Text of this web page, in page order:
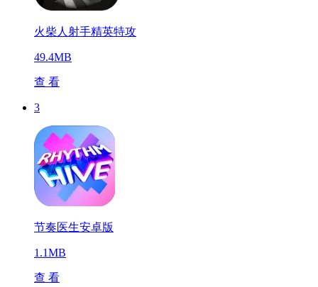
火柴人射手精英特攻
49.4MB
查 看
3
节奏医生安卓版
1.1MB
查 看